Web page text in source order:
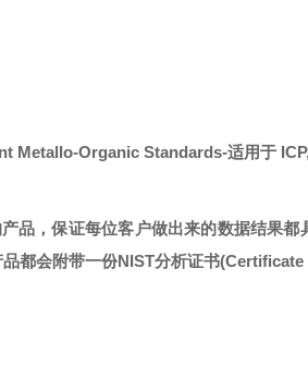
Metallo-Organic Standards-适用于
品，保证每位客户做出来的数据结果都
都会附带一份NIST分析证书(Certificate